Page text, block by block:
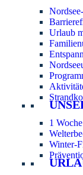
Urlaub
1
Winter-